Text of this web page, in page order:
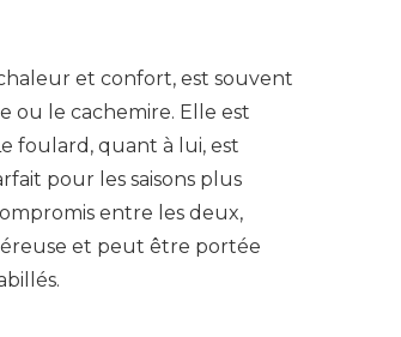
et confort, est souvent
ou le cachemire. Elle est
foulard, quant à lui, est
pour les saisons plus
entre les deux,
et peut être portée